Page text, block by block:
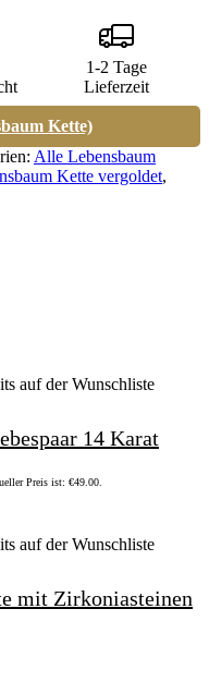
1-2 Tage
Lieferzeit
Kette)
Alle Lebensbaum
Kette vergoldet,
auf der Wunschliste
14 Karat
Preis ist: €49.00.
auf der Wunschliste
mit Zirkoniasteinen